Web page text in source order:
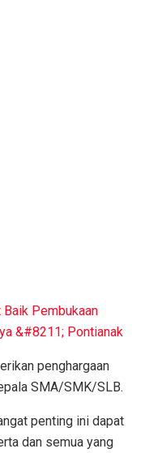
Pembukaan
&#8211; Pontianak
penghargaan
SMA/SMK/SLB.
penting ini dapat
dan semua yang